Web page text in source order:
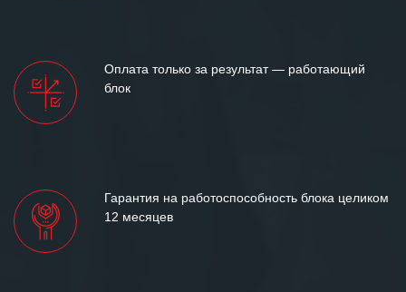
Оплата только за результат — работающий
блок
Гарантия на работоспособность блока целиком
12 месяцев